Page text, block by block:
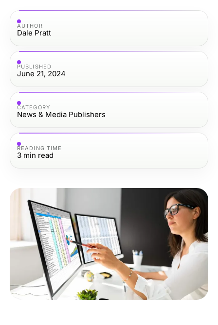
AUTHOR
Dale Pratt
PUBLISHED
June 21, 2024
CATEGORY
News & Media Publishers
READING TIME
3 min read